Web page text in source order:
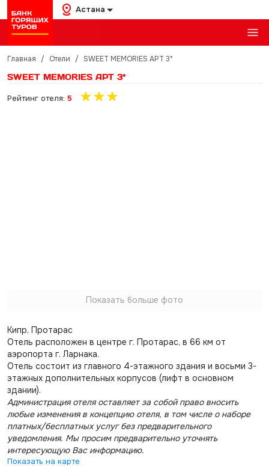
Астана
Главная / Отели / SWEET MEMORIES APT 3*
SWEET MEMORIES APT 3*
Рейтинг отеля: 5
Показать больше фото
Кипр, Протарас
Отель расположен в центре г. Протарас, в 66 км от
аэропорта г. Ларнака.
Отель состоит из главного 4-этажного здания и восьми 3-
этажных дополнительных корпусов (лифт в основном
здании).
Администрация отеля оставляет за собой право вносить
любые изменения в концепцию отеля, в том числе о наборе
платных/бесплатных услуг без предварительного
уведомления. Мы просим предварительно уточнять
интересующую Вас информацию.
Показать на карте